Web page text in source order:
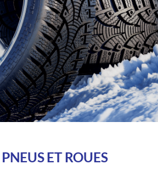
PNEUS ET ROUES